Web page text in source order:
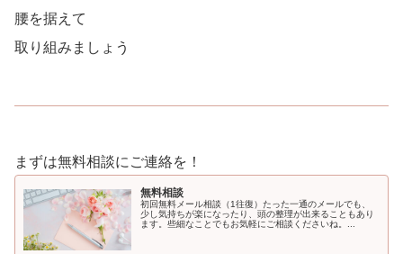
腰を据えて
取り組みましょう
まずは無料相談にご連絡を！
無料相談
初回無料メール相談（1往復）たった一通のメールでも、
少し気持ちが楽になったり、頭の整理が出来ることもあり
ます。些細なことでもお気軽にご相談くださいね。...